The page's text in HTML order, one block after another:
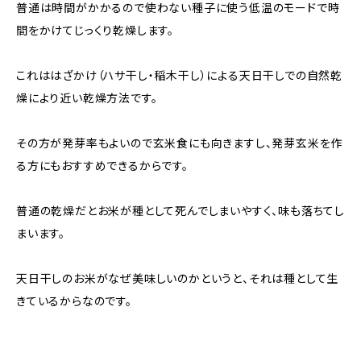
普通は時間がかかるので使わない種子に使う低温のモードで時
間をかけてじっくり乾燥します。
これははざかけ（ハサ干し・稲木干し）による天日干しでの自然乾
燥により近い乾燥方法です。
その方が発芽率もよいので玄米食にも向きますし、発芽玄米を作
る方にもおすすめできるからです。
普通の乾燥だとお米が種として死んでしまいやすく、味も落ちてし
まいます。
天日干しのお米がなぜ美味しいのかというと、それは種として生
きているからなのです。